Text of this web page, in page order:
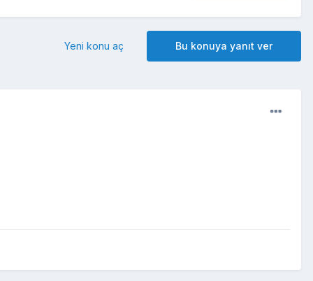
Bu konuya yanıt ver
Yeni konu aç